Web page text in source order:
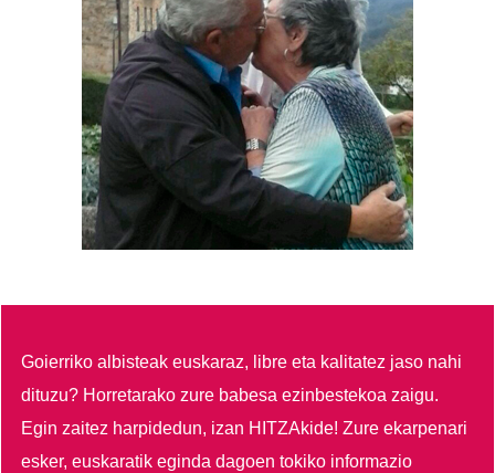
Goierriko albisteak euskaraz, libre eta kalitatez jaso nahi
dituzu? Horretarako zure babesa ezinbestekoa zaigu.
Egin zaitez harpidedun, izan HITZAkide!Zure ekarpenari
esker, euskaratik eginda dagoen tokiko informazio